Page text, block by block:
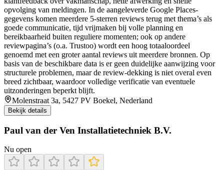
opvolging van meldingen. In de aangeleverde Google Places-
gegevens komen meerdere 5-sterren reviews terug met thema’s als
goede communicatie, tijd vrijmaken bij volle planning en
bereikbaarheid buiten reguliere momenten; ook op andere
reviewpagina’s (o.a. Trustoo) wordt een hoog totaaloordeel
genoemd met een groter aantal reviews uit meerdere bronnen. Op
basis van de beschikbare data is er geen duidelijke aanwijzing voor
structurele problemen, maar de review-dekking is niet overal even
breed zichtbaar, waardoor volledige verificatie van eventuele
uitzonderingen beperkt blijft.
Molenstraat 3a, 5427 PV Boekel, Nederland
Bekijk details
Paul van der Ven Installatietechniek B.V.
Nu open